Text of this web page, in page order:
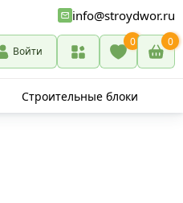
info@stroydwor.ru
Войти
0 0
Строительные блоки